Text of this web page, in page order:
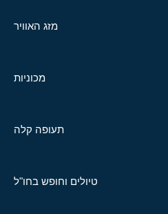
מזג האוויר
מכוניות
תעופה קלה
טיולים וחופש בחו"ל